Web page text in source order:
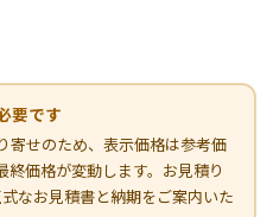
要です
寄せのため、表示価格は参考価
価格が変動します。お見積り
なお見積書と納期をご案内いた